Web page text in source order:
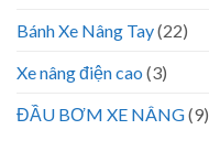
Bánh Xe Nâng Tay(22)
Xe nâng điện cao (3)
ĐẦU BƠM XE NÂNG(9)